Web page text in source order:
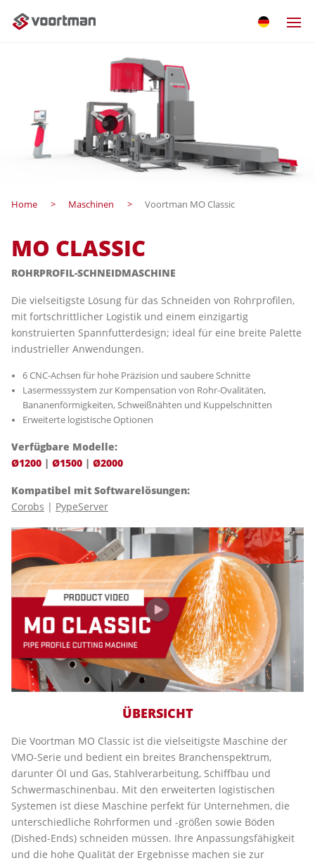
Home Maschinen Voortman MO Classic
MO CLASSIC
ROHRPROFIL-SCHNEIDMASCHINE
Die vielseitigste Lösung für das Schneiden von Rohrprofilen,
mit fortschrittlicher Logistik und einem einzigartig
konstruierten Spannfutterdesign; ideal für eine breite Palette
industrieller Anwendungen.
6 CNC-Achsen für hohe Präzision und saubere Schnitte
Lasermesssystem zur Kompensation von Rohr-Ovalitäten,
Bananenförmigkeiten, Schweißnähten und Kuppelschnitten
Erweiterte logistische Optionen
Verfügbare Modelle:
Ø1200 | Ø1500 | Ø2000
Kompatibel mit Softwarelösungen:
Corobs | PypeServer
ÜBERSICHT
Die Voortman MO Classic ist die vielseitigste Maschine der
VMO-Serie und bedient ein breites Branchenspektrum,
darunter Öl und Gas, Stahlverarbeitung, Schiffbau und
Schwermaschinenbau. Mit den erweiterten logistischen
Systemen ist diese Maschine perfekt für Unternehmen, die
unterschiedliche Rohrformen und -größen sowie Böden
(Dished-Ends) schneiden müssen. Ihre Anpassungsfähigkeit
und die hohe Qualität der Ergebnisse machen sie zur